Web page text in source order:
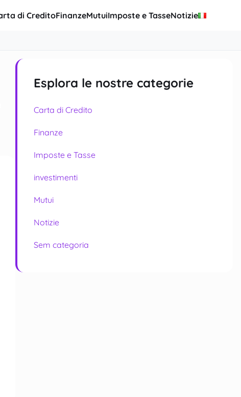
di CreditoFinanzeMutuiImposte e TasseNotizie
Esplora le nostre categorie
Carta di Credito
Finanze
Imposte e Tasse
investimenti
Mutui
Notizie
Sem categoria